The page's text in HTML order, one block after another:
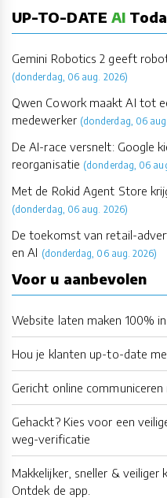
UP-TO-DATE AI
Gemini Robotics 2 geeft
(donderdag, 06 aug. 2026)
Qwen Cowork maakt AI tot
medewerker (donderdag, 06
De AI-race versnelt: Google
reorganisatie (donderdag, 06
Met de Rokid Agent Store
(donderdag, 06 aug. 2026)
De toekomst van retail-
en AI (donderdag, 06 aug. 2026)
Voor u aanbevolen
Website laten maken 100%
Hou je klanten up-to-date
Gericht online
Gehackt? Kies voor een
weg-verificatie
Makkelijker, sneller & veiliger
Ontdek de app.